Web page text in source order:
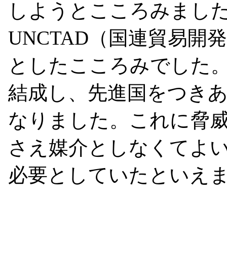
しようとこころみまし
UNCTAD（国連貿易開
としたこころみでした
結成し、先進国をつき
なりました。これに脅
さえ媒介としなくてよ
必要としていたといえ